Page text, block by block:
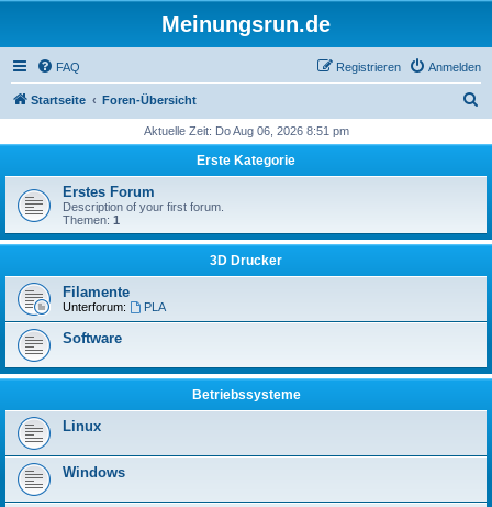
Meinungsrun.de
FAQ Anmelden
Registrieren
Startseite Foren-Übersicht
h
Aktuelle Zeit: Do Aug 06, 2026 8:51 pm
Erste Kategorie
Erstes Forum
Description of your first forum.
Themen: 1
3D Drucker
Filamente
Unterforum: PLA
Software
Betriebssysteme
Linux
Windows